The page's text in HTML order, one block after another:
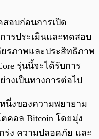
สอบก่อนการเปิด
ารประเมินและทดสอบ
ยรภาพและประสิทธิภาพ
รุ่นนี้จะได้รับการ
างเป็นทางการต่อไป
นึ่งของความพยายาม
คอล Bitcoin โดยมุ่ง
ร่ง ความปลอดภัย และ